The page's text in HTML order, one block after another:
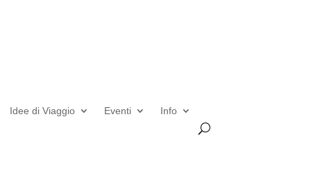
Idee di Viaggio Eventi Info